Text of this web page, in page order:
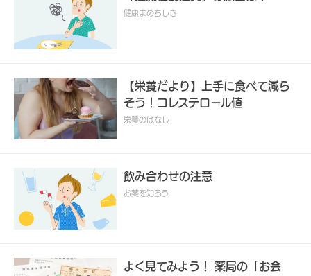
健康まめちしき
【栄養だより】上手に食べて減ら
そう！コレステロール値
栄養のはなし
飲み合わせの注意
お薬を知ろう
よく見てみよう！ 薬局の「お会